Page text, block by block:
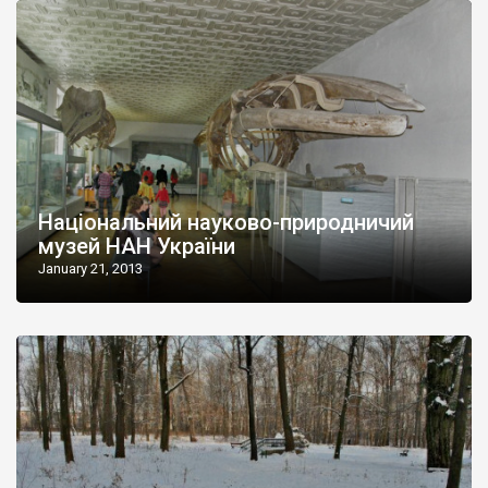
Національний науково-природничий
музей НАН України
January 21, 2013